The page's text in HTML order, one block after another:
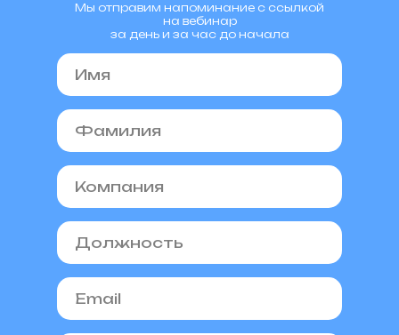
Мы отправим напоминание с ссылкой
на вебинар
за день и за час до начала